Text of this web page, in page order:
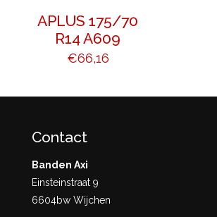
APLUS 175/70
R14 A609
€66,16
Contact
Banden Axi
Einsteinstraat 9
6604bw Wijchen